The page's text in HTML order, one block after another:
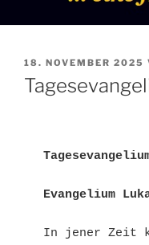
VERÖFFENTLICHT
AM
18. NOVEMBER 2025
Evangelium
In jener Zeit